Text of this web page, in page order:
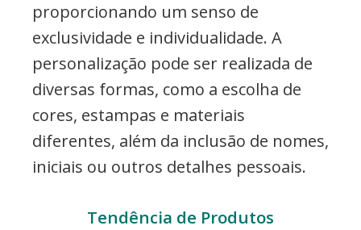
proporcionando um senso de
exclusividade e individualidade. A
personalização pode ser realizada de
diversas formas, como a escolha de
cores, estampas e materiais
diferentes, além da inclusão de nomes,
iniciais ou outros detalhes pessoais.
Tendência de Produtos